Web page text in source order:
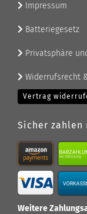
Impressum
Batteriegesetz
Privatsphäre
Widerrufsrecht
Vertrag
Sicher zahlen
Weitere